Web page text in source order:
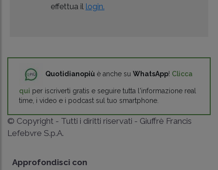
effettua il login.
Quotidianopiù è anche su WhatsApp! Clicca
qui per iscriverti gratis e seguire tutta l'informazione real
time, i video e i podcast sul tuo smartphone.
© Copyright - Tutti i diritti riservati - Giuffrè Francis
Lefebvre S.p.A.
Approfondisci con